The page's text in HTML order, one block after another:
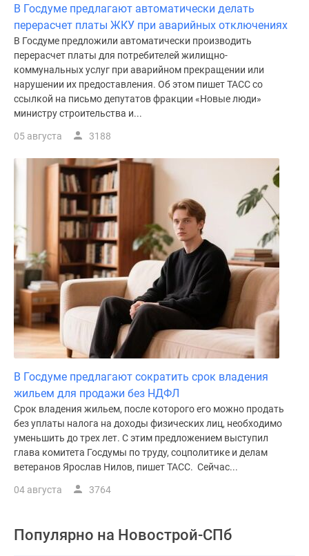
В Госдуме предлагают автоматически делать
перерасчет платы ЖКУ при аварийных отключениях
В Госдуме предложили автоматически производить
перерасчет платы для потребителей жилищно-
коммунальных услуг при аварийном прекращении или
нарушении их предоставления. Об этом пишет ТАСС со
ссылкой на письмо депутатов фракции «Новые люди»
министру строительства и...
05 августа 3188
В Госдуме предлагают сократить срок владения
жильем для продажи без НДФЛ
Срок владения жильем, после которого его можно продать
без уплаты налога на доходы физических лиц, необходимо
уменьшить до трех лет. С этим предложением выступил
глава комитета Госдумы по труду, соцполитике и делам
ветеранов Ярослав Нилов, пишет ТАСС. Сейчас...
04 августа 3764
Популярно на Новострой-СПб